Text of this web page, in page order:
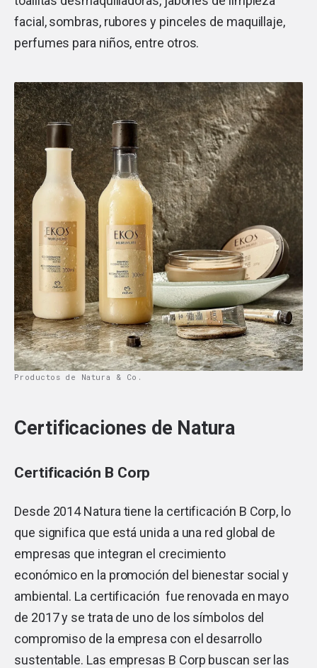
facial, sombras, rubores y pinceles de maquillaje,
perfumes para niños, entre otros.
Productos de Natura & Co.
Certificaciones de Natura
Certificación B Corp
Desde 2014 Natura tiene la certificación B Corp, lo
que significa que está unida a una red global de
empresas que integran el crecimiento
económico en la promoción del bienestar social y
ambiental. La certificación fue renovada en mayo
de 2017 y se trata de uno de los símbolos del
compromiso de la empresa con el desarrollo
sustentable. Las empresas B Corp buscan ser las